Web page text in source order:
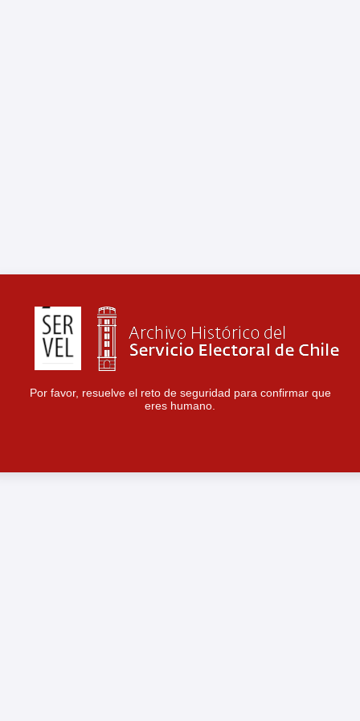
Por favor, resuelve el reto de seguridad para confirmar que
eres humano.